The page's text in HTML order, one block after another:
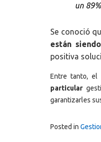
un
Se conoció
están
positiva
Entre tanto, el
particular
garantizarles
Posted in